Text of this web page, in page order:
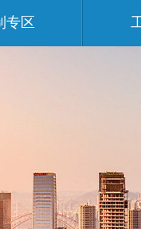
专区